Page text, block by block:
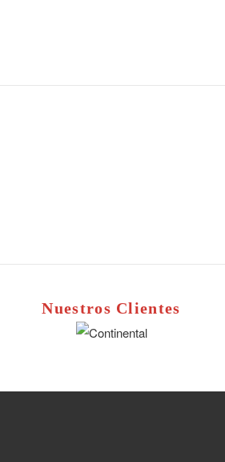
Nuestros Clientes